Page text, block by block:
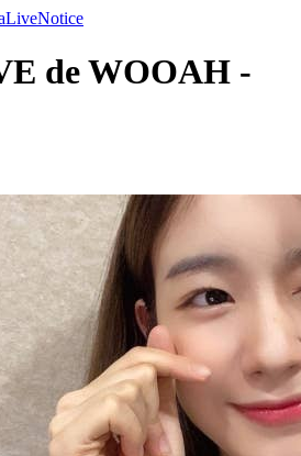
LiveNotice
de WOOAH -